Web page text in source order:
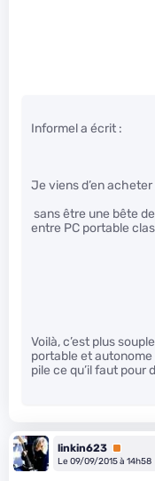
Informel a écrit :
Je viens d’en
sans être une bête
entre PC portable
Voilà, c’est plus
portable et autonome
pile ce qu’il faut
linkin623 Premium
Le 09/09/2015 à 14h58